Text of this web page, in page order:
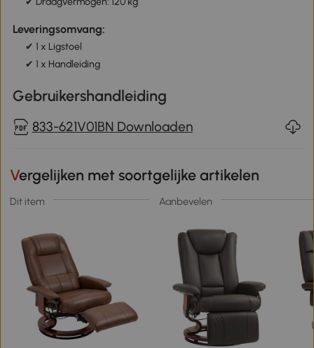
Leveringsomvang:
✔ 1 x Ligstoel
✔ 1 x Handleiding
Gebruikershandleiding
833-621V01BN Downloaden
Vergelijken met soortgelijke artikelen
Dit item Aanbevelen